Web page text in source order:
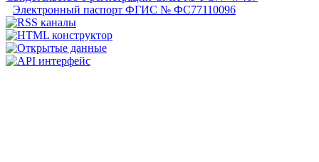
Электронный паспорт ФГИС № ФС77110096